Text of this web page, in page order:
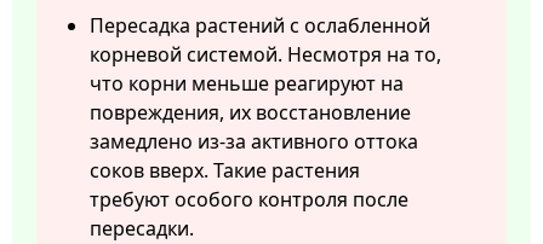
Пересадка растений с ослабленной
корневой системой. Несмотря на то,
что корни меньше реагируют на
повреждения, их восстановление
замедлено из-за активного оттока
соков вверх. Такие растения
требуют особого контроля после
пересадки.